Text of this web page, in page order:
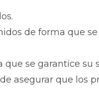
de forma que
se garantice su
asegurar que los